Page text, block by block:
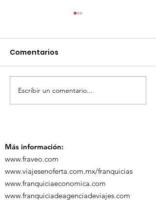
¡Acapulco y Guerrero
se Visten de Fiesta!
Comentarios
Escribir un comentario...
Más información:
www.fraveo.com
www.viajesenoferta.com.mx/franquicias
www.franquiciaeconomica.com
www.franquiciadeagenciadeviajes.com